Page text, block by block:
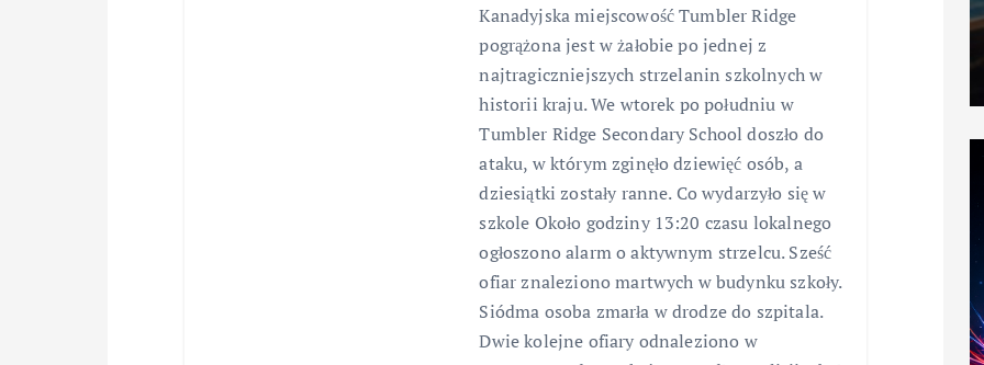
Kanadyjska miejscowość Tumbler Ridge
pogrążona jest w żałobie po jednej z
najtragiczniejszych strzelanin szkolnych w
historii kraju. We wtorek po południu w
Tumbler Ridge Secondary School doszło do
ataku, w którym zginęło dziewięć osób, a
dziesiątki zostały ranne. Co wydarzyło się w
szkole Około godziny 13:20 czasu lokalnego
ogłoszono alarm o aktywnym strzelcu. Sześć
ofiar znaleziono martwych w budynku szkoły.
Siódma osoba zmarła w drodze do szpitala.
Dwie kolejne ofiary odnaleziono w